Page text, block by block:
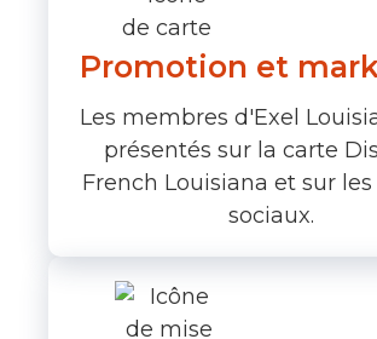
Promotion et
Les membres d'Exel
présentés sur la carte
French Louisiana et sur
sociaux.